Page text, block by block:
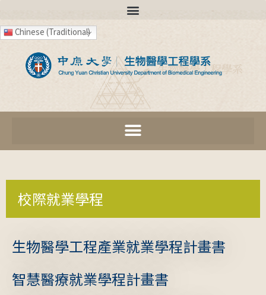
Chinese (Traditional)
校際就業學程
生物醫學工程產業就業學程計畫書
智慧醫療就業學程計畫書